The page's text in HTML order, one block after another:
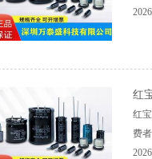
红
红
费